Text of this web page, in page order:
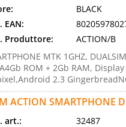
BLACK
EAN:
Produttore:
ACTION/B
MTK 1GHZ,
ROM + 2Gb RAM,
2.3
ACTION SMARTPHONE
art.:
32487